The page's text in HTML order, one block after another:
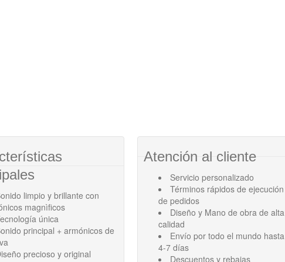
limpio y brillante con
magnìficos
única
principal + armónicos de
precioso y original
Atención al cliente
Servicio personalizado
Términos rápidos de ejecución
de pedidos
Diseño y Mano de obra de alta
calidad
Envío por todo el mundo hasta
4-7 días
Descuentos y rebajas